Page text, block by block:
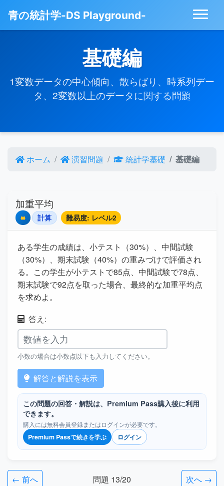
青の統計学-DS Playground-
基礎編
1変数データの中心傾向、散らばり、時系列デー
タ、2変数以上のデータに関する問題
ホーム 演習問題 統計学基礎 基礎編
加重平均
Premium
計算 難易度: レベル2
ある学生の成績は、小テスト（30%）、中間試験
（30%）、期末試験（40%）の重みづけで評価され
る。この学生が小テストで85点、中間試験で78点、
期末試験で92点を取った場合、最終的な加重平均点
を求めよ。
答え:
小数の場合は小数点以下も入力してください。
解答と解説を表示
この問題の回答・解説は、Premium Pass購入後に利用
できます。
購入には無料会員登録またはログインが必要です。
Premium Passで続きを学ぶ
ログイン
← 前へ 問題 13/20 次へ →